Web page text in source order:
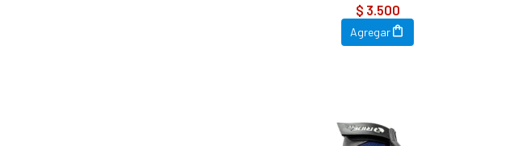
$ 3.500
Agregar